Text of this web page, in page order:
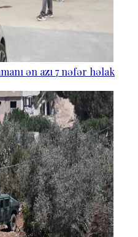
ən azı 7 nəfər həlak